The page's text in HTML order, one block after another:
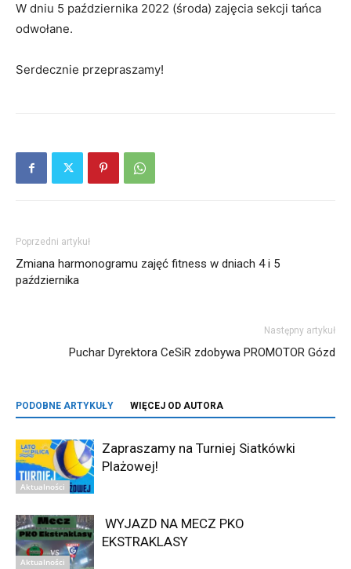
W dniu 5 października 2022 (środa) zajęcia sekcji tańca
odwołane.
Serdecznie przepraszamy!
Poprzedni artykuł
Zmiana harmonogramu zajęć fitness w dniach 4 i 5
października
Następny artykuł
Puchar Dyrektora CeSiR zdobywa PROMOTOR Gózd
PODOBNE ARTYKUŁY WIĘCEJ OD AUTORA
Aktualności
Zapraszamy na Turniej Siatkówki
Plażowej!
Aktualności
WYJAZD NA MECZ PKO
EKSTRAKLASY